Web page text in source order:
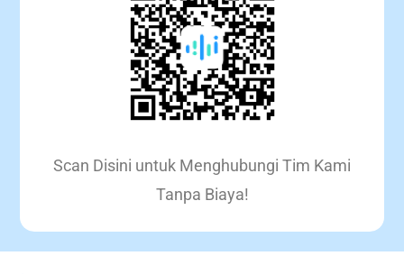
Scan Disini untuk Menghubungi Tim Kami
Tanpa Biaya!